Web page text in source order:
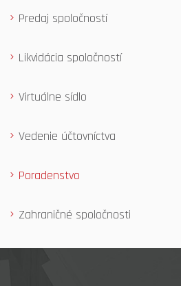
Predaj spoločností
Likvidácia spoločností
Virtuálne sídlo
Vedenie účtovníctva
Poradenstvo
Zahraničné spoločnosti